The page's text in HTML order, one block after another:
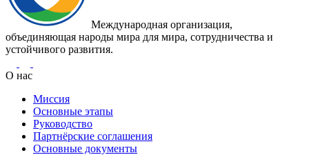
Международная организация,
объединяющая народы мира для мира, сотрудничества и
устойчивого развития.
О нас
Миссия
Основные этапы
Руководство
Партнёрские соглашения
Основные документы